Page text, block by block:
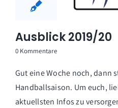
Ausblick 2019/20
0 Kommentare
Gut eine Woche noch, dann
Handballsaison. Um euch,
aktuellsten Infos zu